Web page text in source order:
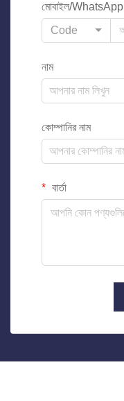
মোবাইল/WhatsApp
Code
নাম
কোম্পানির নাম
বার্তা